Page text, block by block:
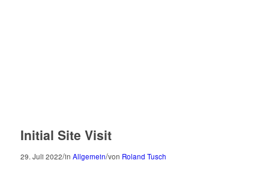
Initial Site Visit
29. Juli 2022/in Allgemein/von Roland Tusch